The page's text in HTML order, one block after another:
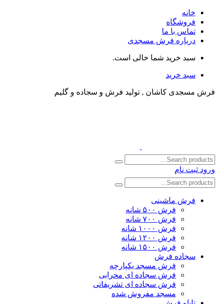
خانه
فروشگاه
تماس با ما
درباره فرش مسجدی
سبد خرید شما خالی است.
سبد خرید
فرش مسجدی کاشان , تولید فرش و سجاده و گلیم
ورود ثبت نام
فرش ماشینی
فرش ۵۰۰ شانه
فرش ۷۰۰ شانه
فرش ۱۰۰۰ شانه
فرش ۱۲۰۰ شانه
فرش ۱۵۰۰ شانه
سجاده فرش
فرش مسجد یکپارچه
فرش سجاده ای محرابی
فرش سجاده ای تشریفاتی
مسجد مفروش شده